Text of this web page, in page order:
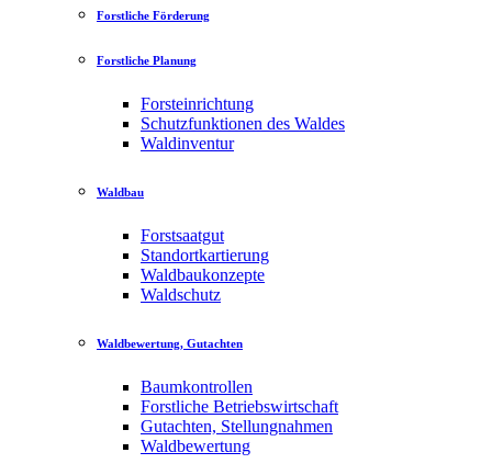
Forstliche Förderung
Forstliche Planung
Forsteinrichtung
Schutzfunktionen des Waldes
Waldinventur
Waldbau
Forstsaatgut
Standortkartierung
Waldbaukonzepte
Waldschutz
Waldbewertung, Gutachten
Baumkontrollen
Forstliche Betriebswirtschaft
Gutachten, Stellungnahmen
Waldbewertung